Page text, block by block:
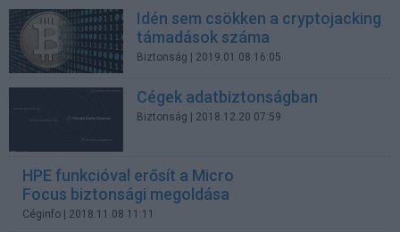
Idén sem csökken a cryptojacking
támadások száma
Biztonság | 2019.01.08 16:05
Cégek adatbiztonságban
Biztonság | 2018.12.20 07:59
HPE funkcióval erősít a Micro
Focus biztonsági megoldása
Céginfo | 2018.11.08 11:11